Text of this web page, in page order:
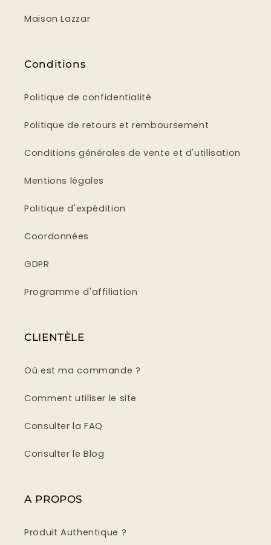
Maison Lazzar
Conditions
Politique de confidentialité
Politique de retours et remboursement
Conditions générales de vente et d'utilisation
Mentions légales
Politique d'expédition
Coordonnées
GDPR
Programme d'affiliation
CLIENTÈLE
Où est ma commande ?
Comment utiliser le site
Consulter la FAQ
Consulter le Blog
A PROPOS
Produit Authentique ?